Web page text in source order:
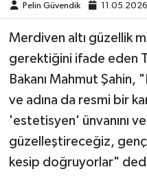
Pelin Güvendik
Merdiven altı güzellik
gerektiğini ifade eden
Bakanı Mahmut
ve adına da resmi bir
'estetisyen' ünvanını
güzelleştireceğiz,
kesip doğruyorlar"